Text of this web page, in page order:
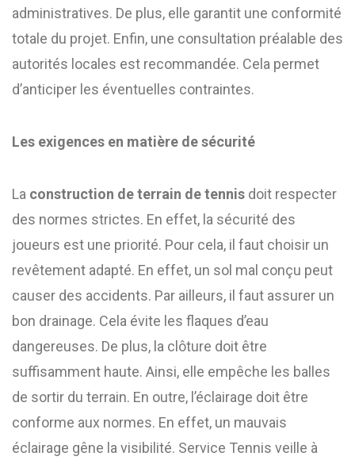
administratives. De plus, elle garantit une conformité
totale du projet. Enfin, une consultation préalable des
autorités locales est recommandée. Cela permet
d’anticiper les éventuelles contraintes.
Les exigences en matière de sécurité
La construction de terrain de tennis doit respecter
des normes strictes. En effet, la sécurité des
joueurs est une priorité. Pour cela, il faut choisir un
revêtement adapté. En effet, un sol mal conçu peut
causer des accidents. Par ailleurs, il faut assurer un
bon drainage. Cela évite les flaques d’eau
dangereuses. De plus, la clôture doit être
suffisamment haute. Ainsi, elle empêche les balles
de sortir du terrain. En outre, l’éclairage doit être
conforme aux normes. En effet, un mauvais
éclairage gêne la visibilité. Service Tennis veille à